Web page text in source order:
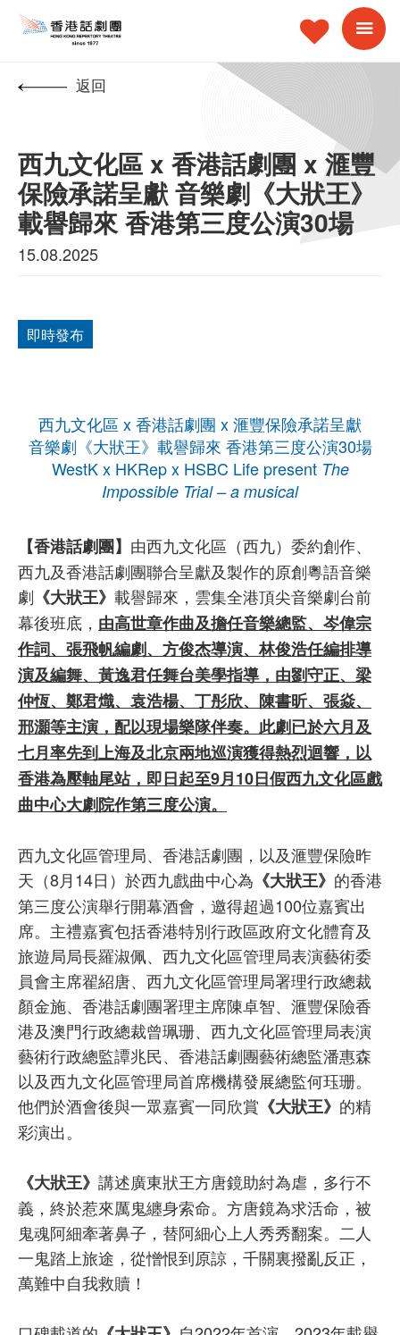
返回
西九文化區 x 香港話劇團 x 滙豐
保險承諾呈獻 音樂劇《大狀王》
載譽歸來 香港第三度公演30場
15.08.2025
即時發布
西九文化區 x 香港話劇團 x 滙豐保險承諾呈獻
音樂劇《大狀王》載譽歸來 香港第三度公演30場
WestK x HKRep x HSBC Life presentThe
Impossible Trial – a musical
【香港話劇團】 由西九文化區（西九）委約創作、
西九及香港話劇團聯合呈獻及製作的原創粵語音樂
劇 《大狀王》 載譽歸來，雲集全港頂尖音樂劇台前
幕後班底， 由高世章作曲及擔任音樂總監、岑偉宗
作詞、張飛帆編劇、方俊杰導演、林俊浩任編排導
演及編舞、黃逸君任舞台美學指導，由劉守正、梁
仲恆、鄭君熾、袁浩楊、丁彤欣、陳書昕、張焱、
邢灝等主演，配以現場樂隊伴奏。此劇已於六月及
七月率先到上海及北京兩地巡演獲得熱烈迴響，以
香港為壓軸尾站，即日起至9月10日假西九文化區戲
曲中心大劇院作第三度公演。
西九文化區管理局、香港話劇團，以及滙豐保險昨
天（8月14日）於西九戲曲中心為 《大狀王》 的香港
第三度公演舉行開幕酒會，邀得超過100位嘉賓出
席。主禮嘉賓包括香港特別行政區政府文化體育及
旅遊局局長羅淑佩、西九文化區管理局表演藝術委
員會主席翟紹唐、西九文化區管理局署理行政總裁
顏金施、香港話劇團署理主席陳卓智、滙豐保險香
港及澳門行政總裁曾珮珊、西九文化區管理局表演
藝術行政總監譚兆民、香港話劇團藝術總監潘惠森
以及西九文化區管理局首席機構發展總監何珏珊。
他們於酒會後與一眾嘉賓一同欣賞 《大狀王》 的精
彩演出。
《大狀王》 講述廣東狀王方唐鏡助紂為虐，多行不
義，終於惹來厲鬼纏身索命。方唐鏡為求活命，被
鬼魂阿細牽著鼻子，替阿細心上人秀秀翻案。二人
一鬼踏上旅途，從憎恨到原諒，千關裏撥亂反正，
萬難中自我救贖！